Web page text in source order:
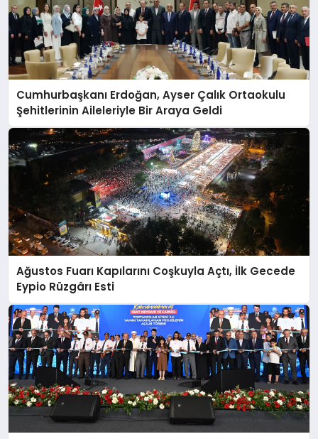
Cumhurbaşkanı Erdoğan, Ayser Çalık Ortaokulu
Şehitlerinin Aileleriyle Bir Araya Geldi
Ağustos Fuarı Kapılarını Coşkuyla Açtı, İlk Gecede
Eypio Rüzgârı Esti